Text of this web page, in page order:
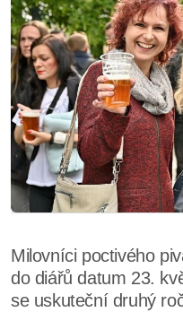
Milovníci poctivého
do diářů datum 23.
se uskuteční druhý